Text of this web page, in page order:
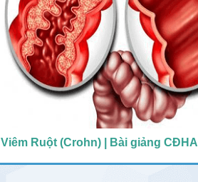
Viêm Ruột (Crohn) | Bài giảng CĐHA